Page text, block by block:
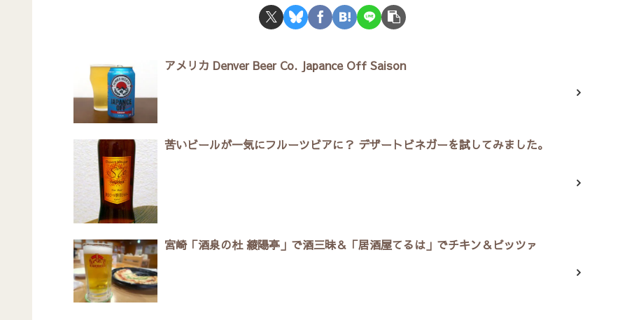
アメリカ Denver Beer Co. Japance Off Saison
苦いビールが一気にフルーツビアに？ デザートビネガーを試してみました。
宮崎「酒泉の杜 綾陽亭」で酒三昧＆「居酒屋てるは」でチキン＆ピッツァ